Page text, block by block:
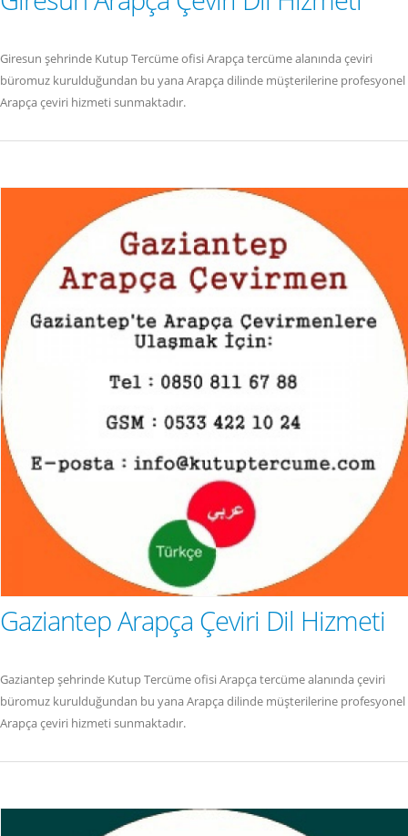
Giresun şehrinde Kutup Tercüme ofisi Arapça tercüme alanında çeviri
büromuz kurulduğundan bu yana Arapça dilinde müşterilerine profesyonel
Arapça çeviri hizmeti sunmaktadır.
Gaziantep Arapça Çeviri Dil Hizmeti
Gaziantep şehrinde Kutup Tercüme ofisi Arapça tercüme alanında çeviri
büromuz kurulduğundan bu yana Arapça dilinde müşterilerine profesyonel
Arapça çeviri hizmeti sunmaktadır.